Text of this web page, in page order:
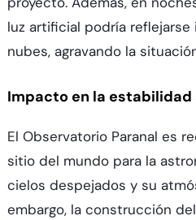
luz artificial podría
nubes, agravando la
Impacto en la
El Observatorio Paranal es
sitio del mundo para la
cielos despejados y su
embargo, la construcción